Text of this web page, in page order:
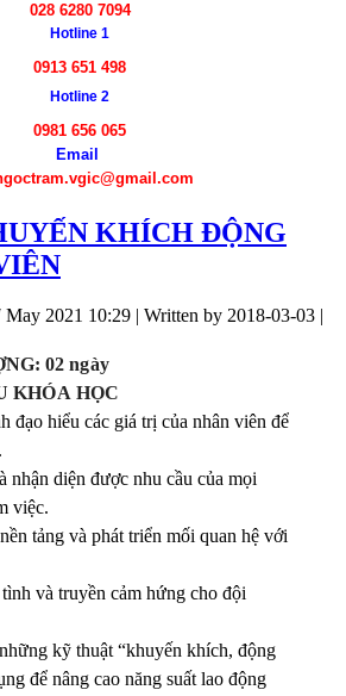
028 6280 7094
Hotline 1
0913 651 498
Hotline 2
0981 656 065
Email
KHÍCH ĐỘNG
May 2021 10:29 | Written by 2018-03-03 |
NG: 02 ngày
KHÓA HỌC
đạo hiểu các giá trị của nhân viên để
nhận diện được nhu cầu của mọi
việc.
tảng và phát triển mối quan hệ với
và truyền cảm hứng cho đội
kỹ thuật “khuyến khích, động
để nâng cao năng suất lao động